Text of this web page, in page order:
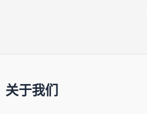
关于我们